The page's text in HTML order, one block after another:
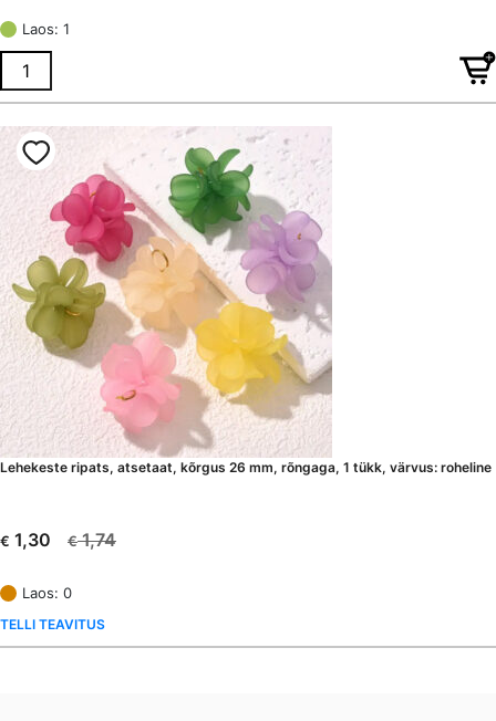
oli:
€ 1,74.
is:
€ 1,30.
Laos: 1
Lehekeste ripats, atsetaat, kõrgus 26 mm, rõngaga, 1 tükk, värvus: roheline
€1,74
Algne
oli:
€ 1,74.
€ 1,30
Current
is:
€ 1,30.
Laos: 0
TELLI TEAVITUS